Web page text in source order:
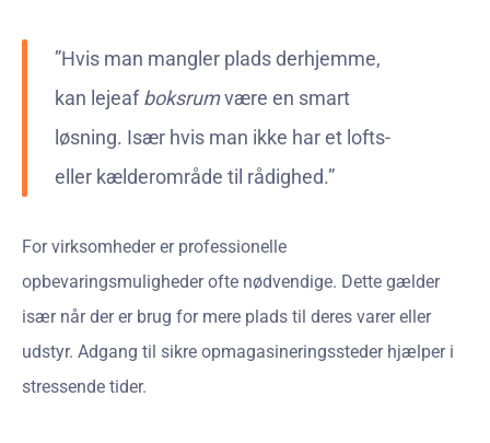
”Hvis man mangler plads derhjemme,
kan lejeafboksrumvære en smart
løsning. Især hvis man ikke har et lofts-
eller kælderområde til rådighed.”
For virksomheder er professionelle
opbevaringsmuligheder ofte nødvendige. Dette gælder
især når der er brug for mere plads til deres varer eller
udstyr. Adgang til sikre opmagasineringssteder hjælper i
stressende tider.